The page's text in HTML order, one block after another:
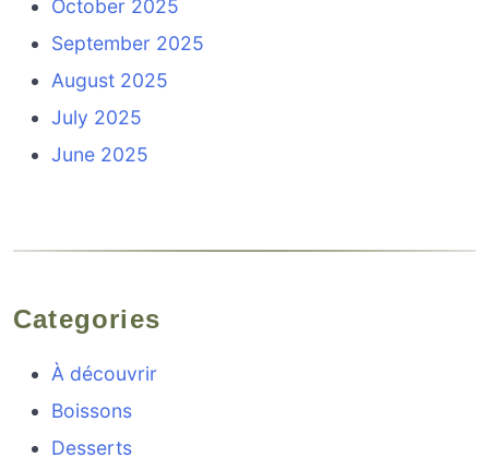
October 2025
September 2025
August 2025
July 2025
June 2025
Categories
À découvrir
Boissons
Desserts